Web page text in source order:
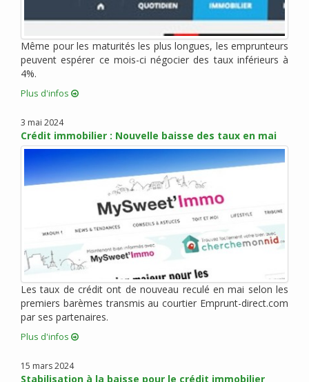
novembre 2014 (1)
septembre 2014 (1)
juillet 2014 (1)
mai 2014 (2)
avril 2014 (1)
mars 2014 (2)
janvier 2014 (2)
novembre 2013 (6)
octobre 2013 (3)
septembre 2013 (3)
mai 2013 (5)
avril 2013 (6)
mars 2013 (15)
février 2013 (5)
janvier 2013 (7)
décembre 2012 (5)
octobre 2012 (10)
Même pour les maturités les plus longues, les emprunteurs
peuvent espérer ce mois-ci négocier des taux inférieurs à
4%.
Plus d'infos
3 mai 2024
Crédit immobilier : Nouvelle baisse des taux en mai
Les taux de crédit ont de nouveau reculé en mai selon les
premiers barèmes transmis au courtier Emprunt-direct.com
par ses partenaires.
Plus d'infos
15 mars 2024
Stabilisation à la baisse pour le crédit immobilier